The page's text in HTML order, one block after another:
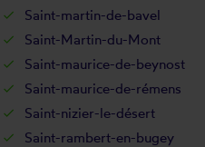
Saint-martin-de-bavel
Saint-Martin-du-Mont
Saint-maurice-de-beynost
Saint-maurice-de-rémens
Saint-nizier-le-désert
Saint-rambert-en-bugey